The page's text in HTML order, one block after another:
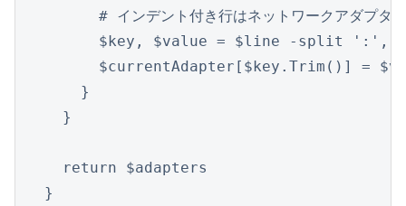
# インデント付き行はネットワークアダプタ
      $key, $value = $line -split ':', 2
$currentAdapter[$key.Trim()] =
    }
  }
  return $adapters
}